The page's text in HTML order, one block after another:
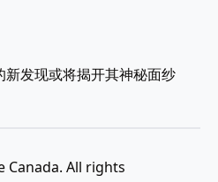
新发现或将揭开其神秘面纱
Canada. All rights